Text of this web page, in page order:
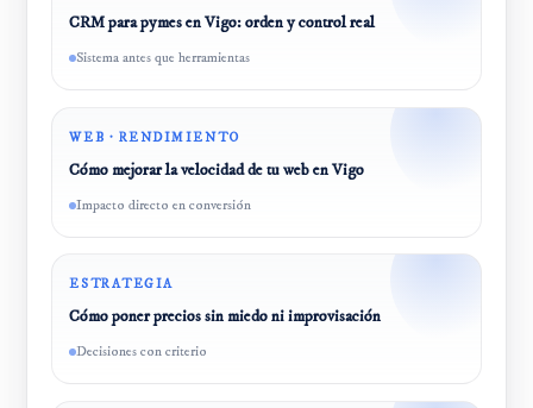
CRM para pymes en Vigo: orden y control real
Sistema antes que herramientas
WEB · RENDIMIENTO
Cómo mejorar la velocidad de tu web en Vigo
Impacto directo en conversión
ESTRATEGIA
Cómo poner precios sin miedo ni improvisación
Decisiones con criterio